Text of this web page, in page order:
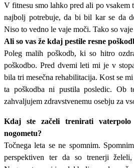
V fitnesu smo lahko pred ali po vsakem
najbolj potrebuje, da bi bil kar se da
Niso to vedno le vaje moči. Tako so
Ali so vas že kdaj pestile resne
Poleg malih poškodb, ki so hitro
poškodbo. Pred dvemi leti mi je v
bila tri mesečna rehabilitacija. Kost se
ta poškodba ni pustila posledic. Ob
zahvaljujem zdravstvenemu osebju za
Kdaj ste začeli trenirati
nogometu?
Točnega leta se ne spomnim.
perspektiven ter da so trenerji